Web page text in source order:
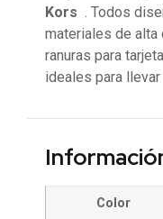
Kors . Todos
materiales de alta
ranuras para
ideales para
Color